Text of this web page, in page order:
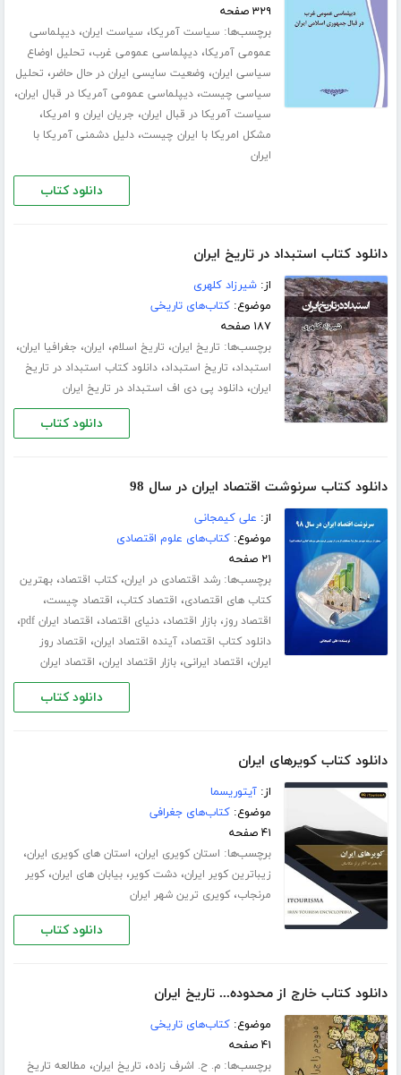
۳۲۹ صفحه
برچسب‌ها: سیاست آمریکا، سیاست ایران،دیپلماسی
عمومی آمریکا،دیپلماسی عمومی غرب، تحلیل اوضاع
سیاسی ایران، وضعیت سایسی ایران در حال حاضر، تحلیل
سیاسی چیست،دیپلماسی عمومی آمریکا در قبال ایران،
سیاست آمریکا در قبال ایران، جریان ایران و امریکا،
مشکل امریکا با ایران چیست،دلیل دشمنی آمریکا با
ایران
دانلود کتاب
دانلود کتاب استبداد در تاریخ ایران
از:شیرزاد کلهری
موضوع:کتاب‌های تاریخی
۱۸۷ صفحه
برچسب‌ها: تاریخ ایران، تاریخ اسلام، ایران، جغرافیا ایران،
استبداد، تاریخ استبداد،دانلود کتاب استبداد در تاریخ
ایران،دانلود پی دی اف استبداد در تاریخ ایران
دانلود کتاب
دانلود کتاب سرنوشت اقتصاد ایران در سال 98
از: علی کیمجانی
موضوع:کتاب‌های علوم اقتصادی
۲۱ صفحه
برچسب‌ها:رشد اقتصادی در ایران،کتاب اقتصاد،بهترین
کتاب های اقتصادی، اقتصاد کتاب، اقتصاد چیست،
اقتصاد روز،بازار اقتصاد،دنیای اقتصاد، اقتصاد ایران pdf ،
دانلود کتاب اقتصاد،آینده اقتصاد ایران، اقتصاد روز
ایران، اقتصاد ایرانی،بازار اقتصاد ایران، اقتصاد ایران
دانلود کتاب
دانلود کتاب کویرهای ایران
از:آیتوریسما
موضوع:کتاب‌های جغرافی
۴۱ صفحه
برچسب‌ها: استان کویری ایران، استان های کویری ایران،
زیباترین کویر ایران،دشت کویر،بیابان های ایران،کویر
مرنجاب،کویری ترین شهر ایران
دانلود کتاب
دانلود کتاب خارج از محدوده... تاریخ ایران
موضوع:کتاب‌های تاریخی
۴۱ صفحه
برچسب‌ها:م. ح. اشرف زاده، تاریخ ایران، مطالعه تاریخ